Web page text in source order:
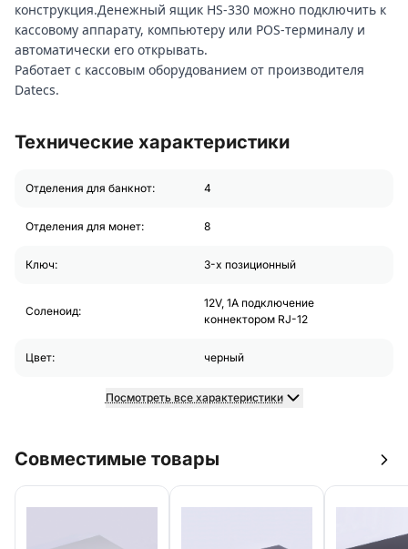
конструкция.Денежный ящик HS-330 можно подключить к
кассовому аппарату, компьютеру или POS-терминалу и
автоматически его открывать.
Работает с кассовым оборудованием от производителя
Datecs.
Технические характеристики
Отделения для банкнот: 4
Отделения для монет: 8
Ключ: 3-х позиционный
Соленоид:
12V, 1A подключение
коннектором RJ-12
Цвет: черный
Посмотреть все характеристики
Совместимые товары